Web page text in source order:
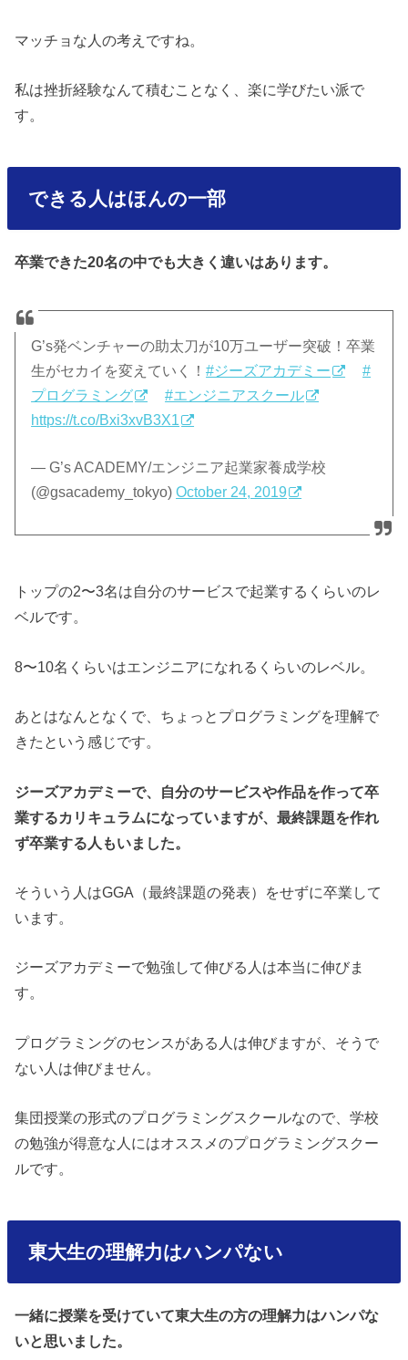
マッチョな人の考えですね。
私は挫折経験なんて積むことなく、楽に学びたい派で
す。
できる人はほんの一部
卒業できた20名の中でも大きく違いはあります。
G’s発ベンチャーの助太刀が10万ユーザー突破！卒業
生がセカイを変えていく！#ジーズアカデミー
#
プログラミング
#エンジニアスクール
https://t.co/Bxi3xvB3X1
— G’s ACADEMY/エンジニア起業家養成学校
(@gsacademy_tokyo)October 24, 2019
トップの2〜3名は自分のサービスで起業するくらいのレ
ベルです。
8〜10名くらいはエンジニアになれるくらいのレベル。
あとはなんとなくで、ちょっとプログラミングを理解で
きたという感じです。
ジーズアカデミーで、自分のサービスや作品を作って卒
業するカリキュラムになっていますが、最終課題を作れ
ず卒業する人もいました。
そういう人はGGA（最終課題の発表）をせずに卒業して
います。
ジーズアカデミーで勉強して伸びる人は本当に伸びま
す。
プログラミングのセンスがある人は伸びますが、そうで
ない人は伸びません。
集団授業の形式のプログラミングスクールなので、学校
の勉強が得意な人にはオススメのプログラミングスクー
ルです。
東大生の理解力はハンパない
一緒に授業を受けていて東大生の方の理解力はハンパな
いと思いました。